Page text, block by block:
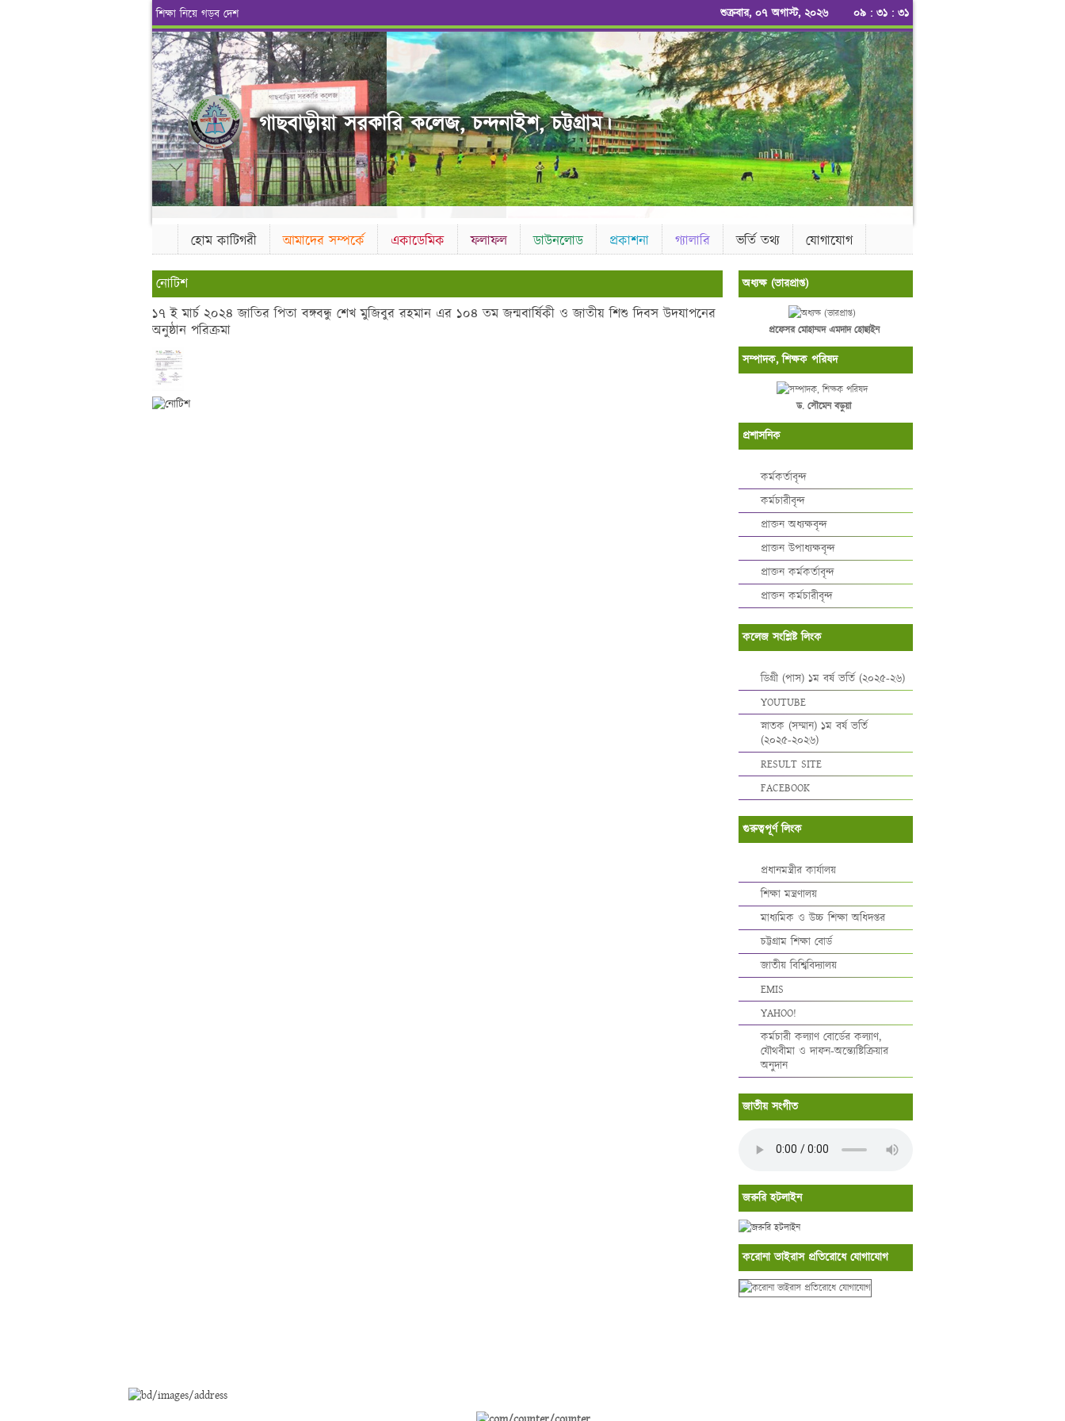
শিক্ষা নিয়ে গড়ব দেশ শুক্রবার, ০৭ অগাস্ট, ২০২৬ ০৯ : ৩১ : ৩১
গাছবাড়ীয়া সরকারি কলেজ, চন্দনাইশ, চট্টগ্রাম।
হোম কাটিগরী আমাদের সম্পর্কে একাডেমিক ফলাফল ডাউনলোড প্রকাশনা গ্যালারি ভর্তি তথ্য যোগাযোগ
নোটিশ
১৭ ই মার্চ ২০২৪ জাতির পিতা বঙ্গবন্ধু শেখ মুজিবুর রহমান এর ১০৪ তম জন্মবার্ষিকী ও জাতীয় শিশু দিবস উদযাপনের
অনুষ্ঠান পরিক্রমা
অধ্যক্ষ (ভারপ্রাপ্ত)
প্রফেসর মোহাম্মদ এমদাদ হোছাইন
সম্পাদক, শিক্ষক পরিষদ
ড. সৌমেন বড়ুয়া
প্রশাসনিক
কর্মকর্তাবৃন্দ
কর্মচারীবৃন্দ
প্রাক্তন অধ্যক্ষবৃন্দ
প্রাক্তন উপাধ্যক্ষবৃন্দ
প্রাক্তন কর্মকর্তাবৃন্দ
প্রাক্তন কর্মচারীবৃন্দ
কলেজ সংশ্লিষ্ট লিংক
ডিগ্রী (পাস) ১ম বর্ষ ভর্তি (২০২৫-২৬)
YOUTUBE
স্নাতক (সম্মান) ১ম বর্ষ ভর্তি
(২০২৫-২০২৬)
RESULT SITE
FACEBOOK
গুরুত্বপূর্ণ লিংক
প্রধানমন্ত্রীর কার্যালয়
শিক্ষা মন্ত্রণালয়
মাধ্যমিক ও উচ্চ শিক্ষা অধিদপ্তর
চট্টগ্রাম শিক্ষা বোর্ড
জাতীয় বিশ্বিবিদ্যালয়
EMIS
YAHOO!
কর্মচারী কল্যাণ বোর্ডের কল্যাণ,
যৌথবীমা ও দাফন-অন্ত্যেষ্টিক্রিয়ার
অনুদান
জাতীয় সংগীত
জরুরি হটলাইন
করোনা ভাইরাস প্রতিরোধে যোগাযোগ